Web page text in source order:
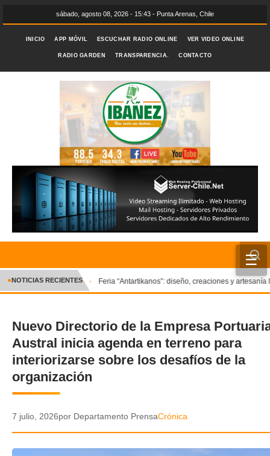
sábado, agosto 08, 2026 - 15:43 - Punta Arenas, Chile
INICIO APP MÓVIL ESCUCHAR RADIO ONLINE VER VIDEO ONLINE
RADIO GARDEN TRANSPARENCIA. CONTACTO
☰
INICIO
CRÓNICA
DEPORTES
ENTRETENIMIENTO Y CULTURA
POLICIAL
✕
●NOTICIAS RECIENTES Feria “Antartikanos”: diseño, creaciones y
Nuevo Directorio de la Empresa
Austral inicia agenda en terreno para
interiorizarse sobre los desafíos de la
organización
7 julio, 2026por Departamento PrensaCrónica